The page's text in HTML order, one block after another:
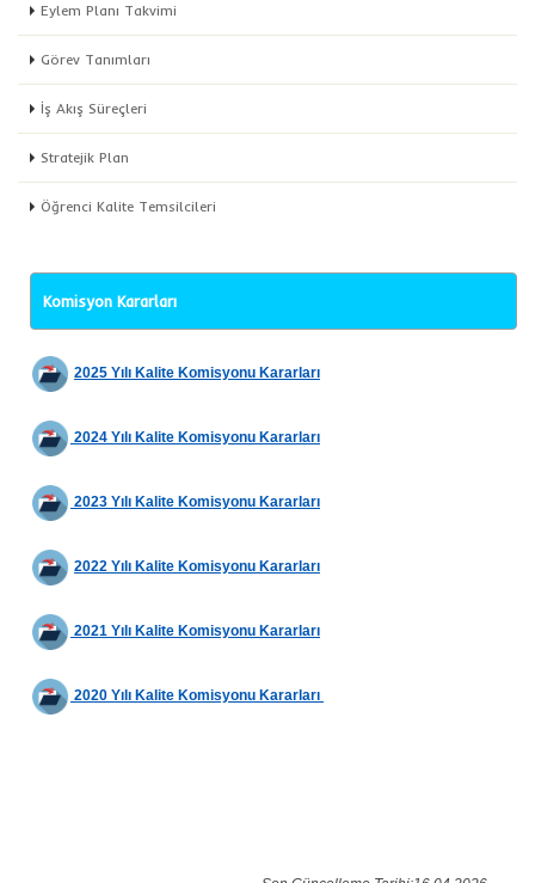
Eylem Planı Takvimi
Görev Tanımları
İş Akış Süreçleri
Stratejik Plan
Öğrenci Kalite Temsilcileri
Komisyon Kararları
2025 Yılı Kalite Komisyonu Kararları
2024 Yılı Kalite Komisyonu Kararları
2023 Yılı Kalite Komisyonu Kararları
2022 Yılı Kalite Komisyonu Kararları
2021 Yılı Kalite Komisyonu Kararları
2020 Yılı Kalite Komisyonu Kararları